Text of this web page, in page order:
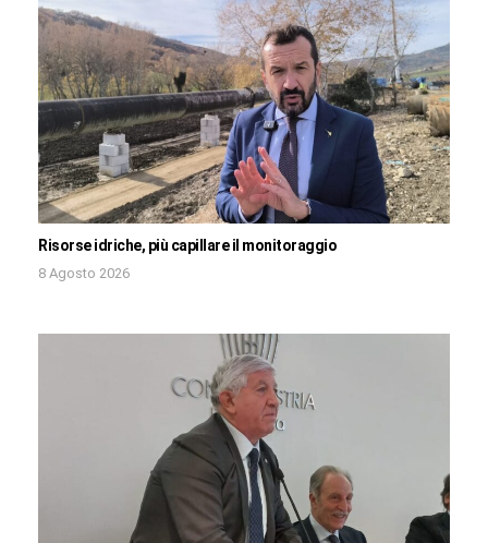
Risorse idriche, più capillare il monitoraggio
8 Agosto 2026